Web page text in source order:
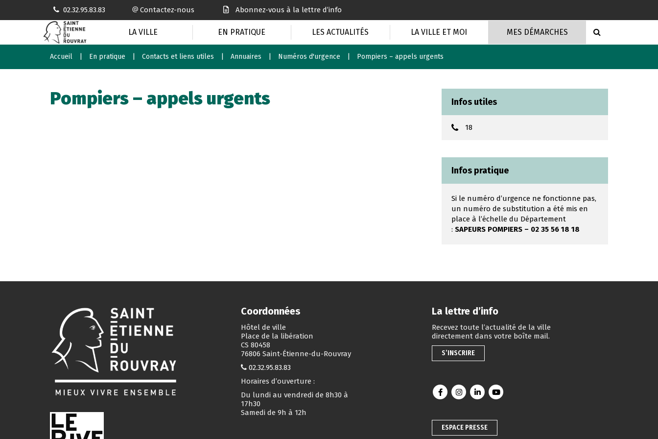
02.32.95.83.83 Contactez-nous Abonnez-vous à la lettre d’info
LA VILLE EN PRATIQUE LES ACTUALITÉS LA VILLE ET MOI MES DÉMARCHES
Accueil En pratique Contacts et liens utiles Annuaires Numéros d'urgence Pompiers – appels urgents
Pompiers – appels urgents Infos utiles
18
Infos pratique
Si le numéro d’urgence ne fonctionne pas,
un numéro de substitution a été mis en
place à l’échelle du Département
: SAPEURS POMPIERS – 02 35 56 18 18
Coordonnées
Hôtel de ville
Place de la libération
CS 80458
76806 Saint-Étienne-du-Rouvray
02.32.95.83.83
Horaires d’ouverture :
Du lundi au vendredi de 8h30 à
17h30
Samedi de 9h à 12h
La lettre d’info
Recevez toute l’actualité de la ville
directement dans votre boîte mail.
S’INSCRIRE
Lien vers le compte Facebook
Lien vers le compte Instagram
Lien vers le compte Linkedin
Lien vers la chaîne Youtube
ESPACE PRESSE